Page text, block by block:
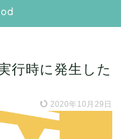
行時に発生した
2020年10月29日